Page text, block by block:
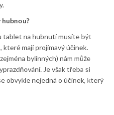
tablet na hubnutí musíte být
mají projímavý účinek.
bylinných) nám může
Je však třeba si
obvykle nejedná o účinek, který